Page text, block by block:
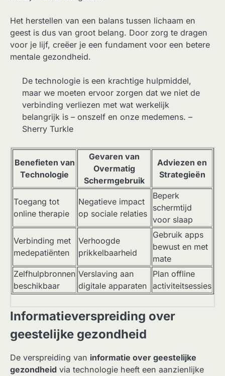
Het herstellen van een balans tussen lichaam en
geest is dus van groot belang. Door zorg te dragen
voor je lijf, creëer je een fundament voor een betere
mentale gezondheid.
De technologie is een krachtige hulpmiddel,
maar we moeten ervoor zorgen dat we niet de
verbinding verliezen met wat werkelijk
belangrijk is – onszelf en onze medemens. –
Sherry Turkle
Benefieten van
Technologie
Gevaren van
Overmatig
Schermgebruik
Adviezen en
Strategieën
Toegang tot
online therapie
Negatieve impact
op sociale relaties
Beperk
schermtijd
voor slaap
Verbinding met
medepatiënten
Verhoogde
prikkelbaarheid
Gebruik apps
bewust en met
mate
Zelfhulpbronnen
beschikbaar
Verslaving aan
digitale apparaten
Plan offline
activiteitsessies
Informatieverspreiding over
geestelijke gezondheid
De verspreiding van informatie over geestelijke
gezondheid via technologie heeft een aanzienlijke